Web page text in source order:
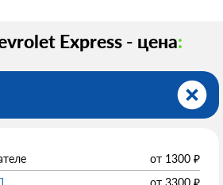
Express - цена:
от 1300 ₽
от 3300 ₽